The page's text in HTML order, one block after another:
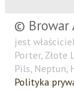
© Browar
jest
Porter, Złote
Pils, Neptun,
Polityka